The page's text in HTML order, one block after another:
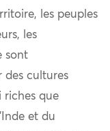
les peuples
les
sont
des cultures
riches que
et du